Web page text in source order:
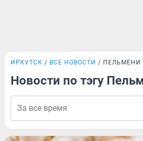
ИРКУТСК ВСЕ НОВОСТИ ПЕЛЬМЕНИ
Новости по тэгу